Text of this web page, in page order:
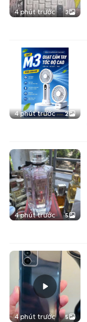
4 phút trước 3
4 phút trước 2
4 phút trước 5
4 phút trước 5